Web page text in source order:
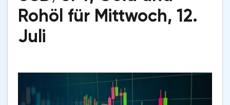
Rohöl für Mittwoch, 12.
Juli